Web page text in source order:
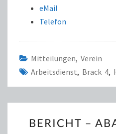
eMail
Telefon
Mitteilungen, Verein
Arbeitsdienst, Brack 4,
–
BERICHT –